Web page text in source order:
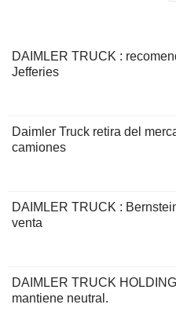
DAIMLER TRUCK :
Jefferies
Daimler Truck retira del
camiones
DAIMLER TRUCK :
venta
DAIMLER TRUCK
mantiene neutral.